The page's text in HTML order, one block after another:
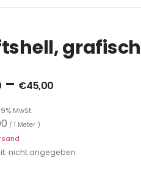
– €45,00
MwSt.
/ 1 Meter )
nicht angegeben